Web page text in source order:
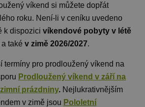
víkend si můžete dopřát
roku. Není-li v ceníku uvedeno
k dispozici víkendové pobyty v létě
a také v zimě 2026/2027.
termíny pro prodloužený víkend na
Prodloužený víkend v září na
prázdniny. Nejlukrativnějším
v zimě jsou Pololetní